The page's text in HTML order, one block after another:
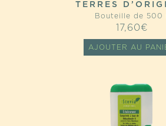
TERRES
Bouteille de 500
17,60€
AJOUTER AU